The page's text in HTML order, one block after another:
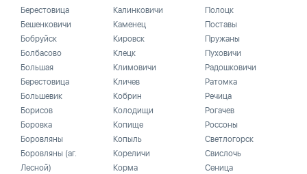
Берестовица
Бешенковичи
Бобруйск
Болбасово
Большая
Берестовица
Большевик
Борисов
Боровка
Боровляны
Боровляны (аг.
Лесной)
Калинковичи
Каменец
Кировск
Клецк
Климовичи
Кличев
Кобрин
Колодищи
Копище
Копыль
Кореличи
Корма
Полоцк
Поставы
Пружаны
Пуховичи
Радошковичи
Ратомка
Речица
Рогачев
Россоны
Светлогорск
Свислочь
Сеница